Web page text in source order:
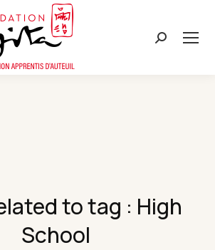
Search:
to tag : High
School